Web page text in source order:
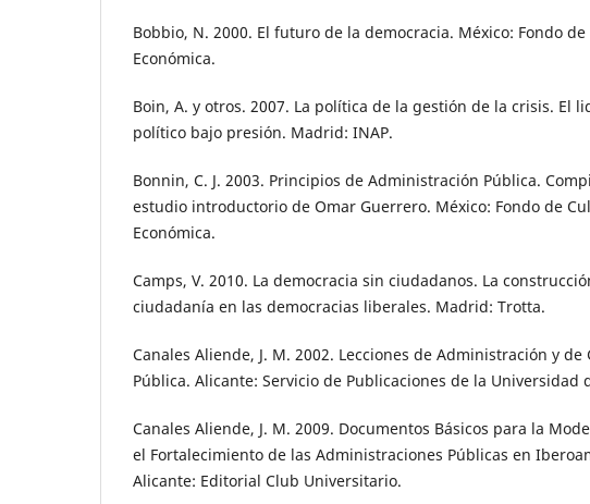
Bobbio, N. 2000. El futuro de la democracia. México: Fondo
Económica.
Boin, A. y otros. 2007. La política de la gestión de la crisis. El
político bajo presión. Madrid: INAP.
Bonnin, C. J. 2003. Principios de Administración Pública.
estudio introductorio de Omar Guerrero. México: Fondo de
Económica.
Camps, V. 2010. La democracia sin ciudadanos. La
ciudadanía en las democracias liberales. Madrid: Trotta.
Canales Aliende, J. M. 2002. Lecciones de Administración y de
Pública. Alicante: Servicio de Publicaciones de la Universidad
Canales Aliende, J. M. 2009. Documentos Básicos para la
el Fortalecimiento de las Administraciones Públicas en
Alicante: Editorial Club Universitario.